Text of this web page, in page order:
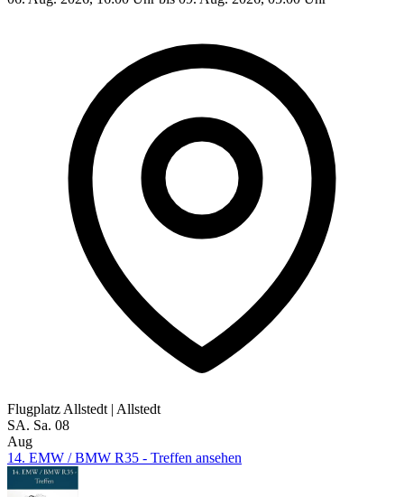
Flugplatz Allstedt | Allstedt
SA. Sa. 08
Aug
14. EMW / BMW R35 - Treffen ansehen